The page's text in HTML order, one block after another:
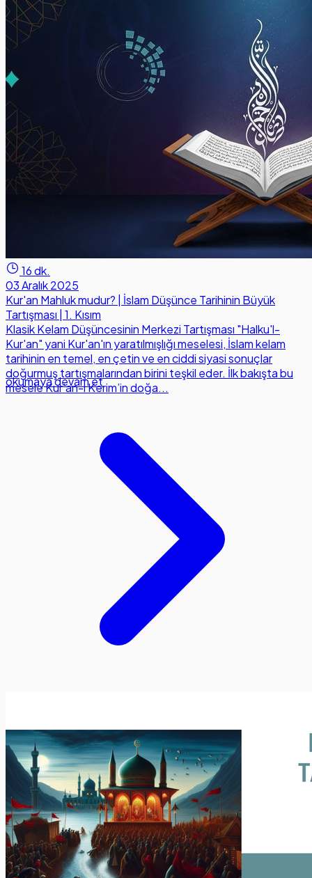
16 dk.
03 Aralık 2025
Kur'an Mahluk mudur? | İslam Düşünce Tarihinin Büyük
Tartışması | 1. Kısım
Klasik Kelam Düşüncesinin Merkezi Tartışması "Halku'l-
Kur'an" yani Kur'an'ın yaratılmışlığı meselesi, İslam kelam
tarihinin en temel, en çetin ve en ciddi siyasi sonuçlar
doğurmuş tartışmalarından birini teşkil eder. İlk bakışta bu
mesele Kur’an-ı Kerim’in doğa...
okumaya devam et